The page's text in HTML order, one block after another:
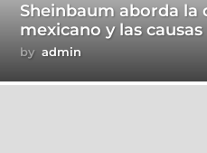
Sheinbaum aborda la
mexicano y las
by admin